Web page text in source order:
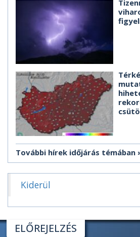
További hírek időjárás témában
Kiderül
ELŐREJELZÉS